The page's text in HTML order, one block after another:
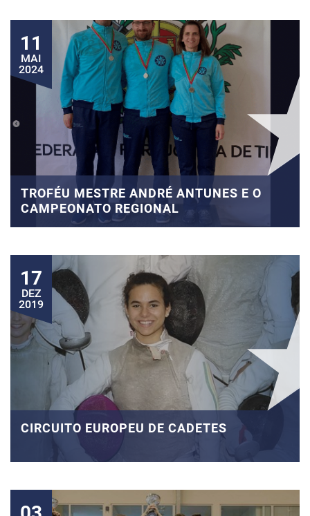
11
MAI
2024
TROFÉU MESTRE ANDRÉ ANTUNES E O
CAMPEONATO REGIONAL
17
DEZ
2019
CIRCUITO EUROPEU DE CADETES